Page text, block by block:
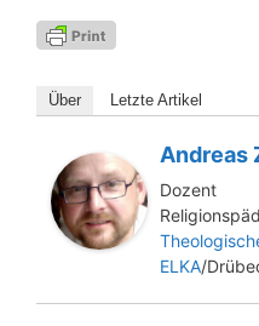
Über Letz­te Artikel
Andreas
ELKA/